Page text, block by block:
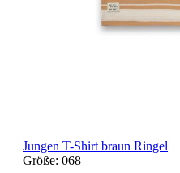
Jungen T-Shirt braun Ringel
Größe: 068